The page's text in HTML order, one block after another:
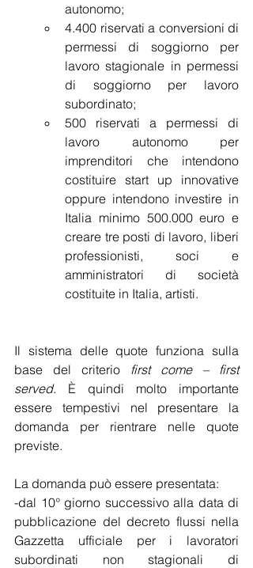
autonomo;
4.400 riservati a conversioni di
permessi di soggiorno per
lavoro stagionale in permessi
di soggiorno per lavoro
subordinato;
500 riservati a permessi di
lavoro autonomo per
imprenditori che intendono
costituire start up innovative
oppure intendono investire in
Italia minimo 500.000 euro e
creare tre posti di lavoro, liberi
professionisti, soci e
amministratori di società
costituite in Italia, artisti.
Il sistema delle quote funziona sulla
base del criterio first come – first
served. È quindi molto importante
essere tempestivi nel presentare la
domanda per rientrare nelle quote
previste.
La domanda può essere presentata:
-dal 10° giorno successivo alla data di
pubblicazione del decreto flussi nella
Gazzetta ufficiale per i lavoratori
subordinati non stagionali di